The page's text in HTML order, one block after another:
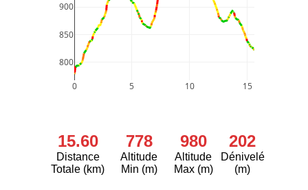
0 5 10 15
800
850
900
15.60
Distance
Totale (km)
778
Altitude
Min (m)
980
Altitude
Max (m)
202
Dénivelé
(m)